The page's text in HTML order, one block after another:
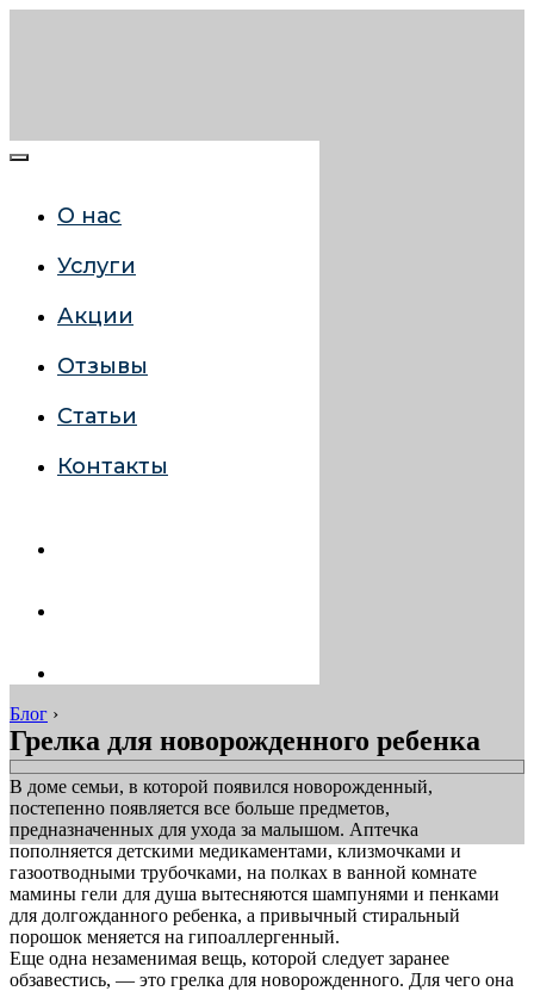
О нас
Услуги
Акции
Отзывы
Статьи
Контакты
Блог ›
Грелка для новорожденного ребенка
В доме семьи, в которой появился новорожденный,
постепенно появляется все больше предметов,
предназначенных для ухода за малышом. Аптечка
пополняется детскими медикаментами, клизмочками и
газоотводными трубочками, на полках в ванной комнате
мамины гели для душа вытесняются шампунями и пенками
для долгожданного ребенка, а привычный стиральный
порошок меняется на гипоаллергенный.
Еще одна незаменимая вещь, которой следует заранее
обзавестись, — это грелка для новорожденного. Для чего она